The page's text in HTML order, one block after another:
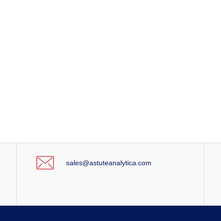
sales@astuteanalytica.com